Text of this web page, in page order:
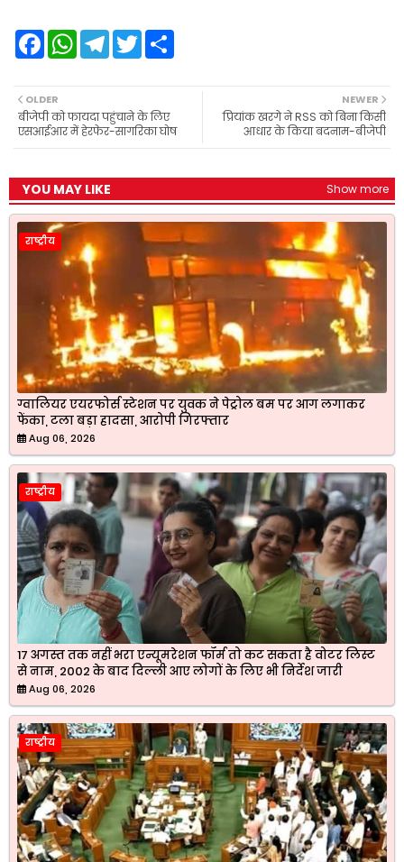
F
a
b
o
o
k
W
A
p
p
T
e
r
a
m
T
w
e
r
NEWER
प्रियांक खरगे ने RSS को बिना किसी
आधार के किया बदनाम-बीजेपी
OLDER
बीजेपी को फायदा पहुंचाने के लिए
एसआईआर में हेरफेर-सागरिका घोष
YOU MAY LIKE Show more
राष्ट्रीय
ग्वालियर एयरफोर्स स्टेशन पर युवक ने पेट्रोल बम पर आग लगाकर
फेंका, टला बड़ा हादसा, आरोपी गिरफ्तार
Aug 06, 2026
राष्ट्रीय
17 अगस्त तक नहीं भरा एन्यूमरेशन फॉर्म तो कट सकता है वोटर लिस्ट
से नाम, 2002 के बाद दिल्ली आए लोगों के लिए भी निर्देश जारी
Aug 06, 2026
राष्ट्रीय